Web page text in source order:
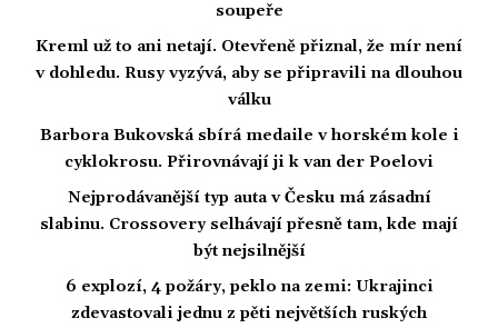
soupeře
Kreml už to ani netají. Otevřeně přiznal, že mír není
v dohledu. Rusy vyzývá, aby se připravili na dlouhou
válku
Barbora Bukovská sbírá medaile v horském kole i
cyklokrosu. Přirovnávají ji k van der Poelovi
Nejprodávanější typ auta v Česku má zásadní
slabinu. Crossovery selhávají přesně tam, kde mají
být nejsilnější
6 explozí, 4 požáry, peklo na zemi: Ukrajinci
zdevastovali jednu z pěti největších ruských